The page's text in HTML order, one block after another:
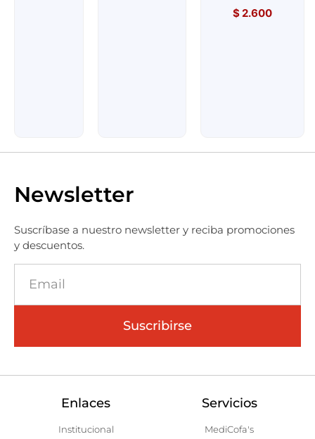
$2.600
Newsletter
Suscríbase a nuestro newsletter y reciba promociones
y descuentos.
Suscribirse
Enlaces
Institucional
Servicios
MediCofa's